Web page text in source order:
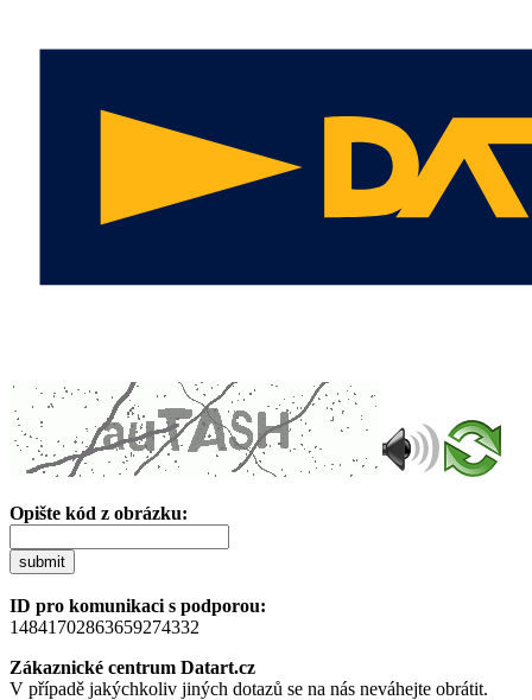
Opište kód z obrázku:
submit
ID pro komunikaci s podporou:
14841702863659274332
Zákaznické centrum Datart.cz
V případě jakýchkoliv jiných dotazů se na nás neváhejte obrátit.